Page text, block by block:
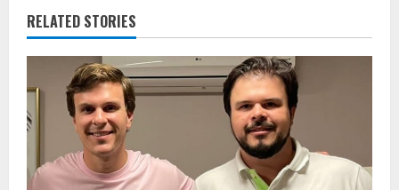
RELATED STORIES